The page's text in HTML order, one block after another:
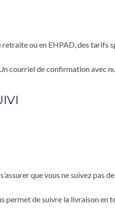
ou en EHPAD, des tarifs
courriel de confirmation avec
que vous ne suivez pas
permet de suivre la livraison en